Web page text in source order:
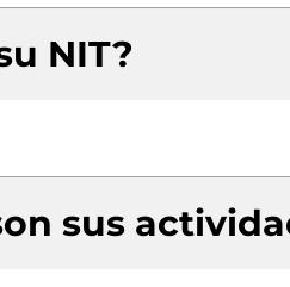
NIT?
sus